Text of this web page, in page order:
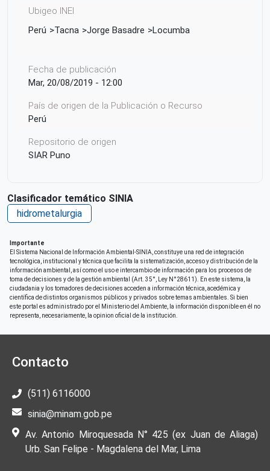
Ubigeo INEI
Perú
Tacna Jorge Basadre Locumba
Fecha de publicación
Mar, 20/08/2019 - 12:00
País de origen de la Publicación o Recurso
Perú
Repositorio de origen
SIAR Puno
Clasificador temático SINIA
hidrometalurgia
Importante
El Sistema Nacional de Información Ambiental-SINIA, constituye una red de integración
tecnológica, institucional y técnica que facilita la sistematización, acceso y distribución de la
información ambiental, así como el uso e intercambio de información para los procesos de
toma de decisiones y de la gestión ambiental (Art. 35°, Ley N°28611). En este sistema, la
ciudadania y los tomadores de decisiones acceden a información técnica, acedémica y
científica de distintos organismos públicos y privados sobre temas ambientales. Si bien
este portal es administrado por el Ministerio del Ambiente, la información disponible en él no
representa, necesariamente, la opinion oficial de la institución.
Contacto
(511) 6116000
sinia@minam.gob.pe
Av. Antonio Miroquesada N° 425 (ex Juan de Aliaga)
Urb. San Felipe - Magdalena del Mar, Lima